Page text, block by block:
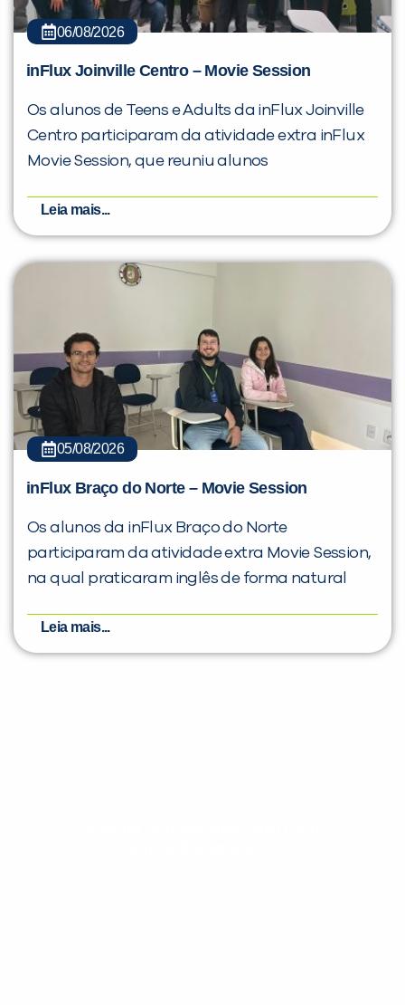
06/08/2026
inFlux Joinville Centro – Movie Session
Os alunos de Teens e Adults da inFlux Joinville
Centro participaram da atividade extra inFlux
Movie Session, que reuniu alunos
Leia mais...
05/08/2026
inFlux Braço do Norte – Movie Session
Os alunos da inFlux Braço do Norte
participaram da atividade extra Movie Session,
na qual praticaram inglês de forma natural
Leia mais...